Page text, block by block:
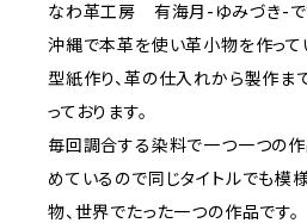
なわ革工房 有海月-ゆみづき-で
沖縄で本革を使い革小物を作って
型紙作り、革の仕入れから製作ま
っております。
毎回調合する染料で一つ一つの作
めているので同じタイトルでも模
物、世界でたった一つの作品です。